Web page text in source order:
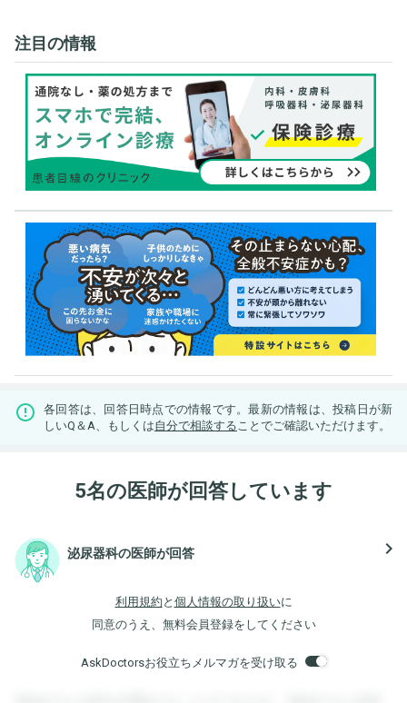
注目の情報
各回答は、回答日時点での情報です。最新の情報は、投稿日が新
しいQ＆A、もしくは自分で相談する ことでご確認いただけます。
5名の医師が回答しています
泌尿器科の医師が回答 navigate_next
利用規約 と 個人情報の取り扱いに
同意のうえ、無料会員登録をしてください
AskDoctorsお役立ちメルマガを受け取る